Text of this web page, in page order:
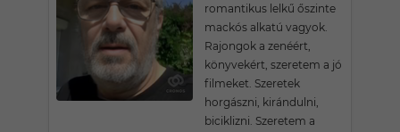
romantikus lelkű őszinte
mackós alkatú vagyok.
Rajongok a zenéért,
könyvekért, szeretem a jó
filmeket. Szeretek
horgászni, kirándulni,
biciklizni. Szeretem a